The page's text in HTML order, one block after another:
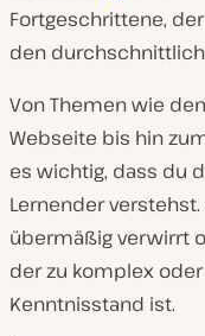
Fortgeschrittene,
den
Von Themen wie
Webseite bis hin
es wichtig, dass du
Lernender
übermäßig verwirrt
der zu komplex
Kenntnisstand ist.